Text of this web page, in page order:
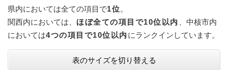
県内においては全ての項目で1位。
関西内においては、 ほぼ全ての項目で10位以内
、中核市内
においては4つの項目で10位以内 にランクインしています。
表のサイズを切り替える